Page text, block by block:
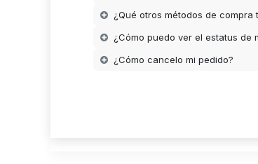
¿Qué otros métodos de compra
¿Cómo puedo ver el estatus de
¿Cómo cancelo mi pedido?